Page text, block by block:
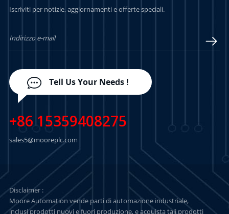
Iscriviti per notizie, aggiornamenti e offerte speciali.
Tell Us Your Needs !
+86 15359408275
sales5@mooreplc.com
Disclaimer :
Moore Automation vende parti di automazione industriale,
inclusi prodotti nuovi e fuori produzione, e acquista tali prodotti